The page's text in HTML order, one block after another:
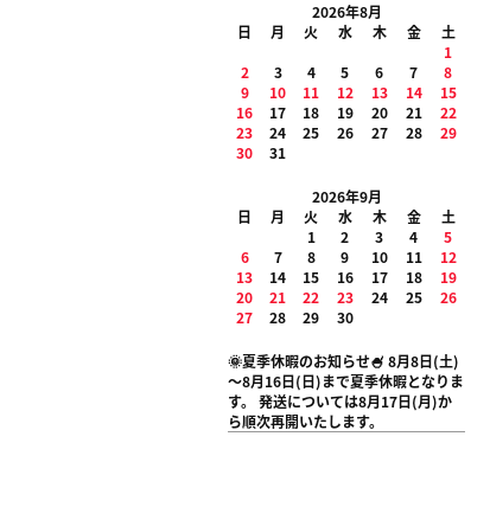
2026年8月
日
月 火 水 木 金
土
1
2
3 4 5 6 7
8
9
10 11 12 13 14
15
16
17 18 19 20 21
22
23
24 25 26 27 28
29
30
31
2026年9月
日
月 火 水 木 金
土
1
2 3 4
5
6
7 8 9 10 11
12
13
14 15 16 17 18
19
20
21 22 23 24 25
26
27
28 29 30
🌞夏季休暇のお知らせ🍧 8月8日(土)
～8月16日(日)まで夏季休暇となりま
す。 発送については8月17日(月)か
ら順次再開いたします。